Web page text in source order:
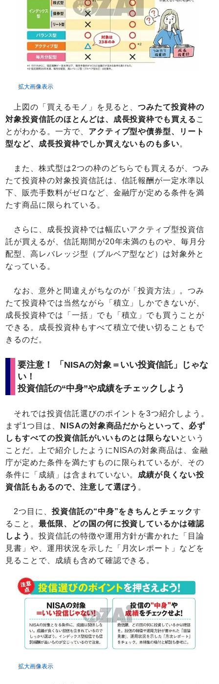
拡大画像表示
上図の「買えるモノ」を見ると、つみたて投資枠の
対象投資信託のほとんどは、成長投資枠でも買える こ
とがわかる。一方で、 アクティブ型や債券型、リート
型など、成長投資枠でしか買えないものも多い。
また、株式型は2つの枠のどちらでも買えるが、つみ
たて投資枠の対象投資信託は、信託報酬が一定水準以
下、販売手数料がゼロなど、金融庁が定める条件を満
たす商品に限られている。
さらに、成長投資枠では幅広いアクティブ型投資信
託が買えるが、信託期間が20年未満のものや、毎月分
配型、高レバレッジ型（ブルベア型など）は対象外と
なっている。
なお、意外と間違えがちなのが「投資方法」。つみ
たて投資枠では当然ながら「積立」しかできないが、
成長投資枠では「一括」でも「積立」でも買うことが
できる。成長投資枠もすべて積立で使い切ることもで
きるのだ。
要注意！ 「NISAの対象＝いい投資信託」じゃな
い！
投資信託の“中身”や成績をチェックしよう
それでは投資信託選びのポイントを3つ紹介しよう。
まず1つ目は、
NISAの対象商品だからといって、必ず
しもすべての投資信託がいいものとは限らないという
ことだ。上で紹介したようにNISAの対象商品は、金融
庁が定めた条件を満たすものに限られているが、その
条件に「成績」は含まれていない。 成績が良くない投
資信託もあるので、注意して選ぼう 。
2つ目に、 投資信託の“中身”をきちんとチェックす
ること。 最低限、どの国の何に投資しているかは確認
しよう 。投資信託の特徴や運用方針が書かれた「目論
見書」や、運用状況を示した「月次レポート」などを
見ることで、成績も含めて確認できる。
拡大画像表示